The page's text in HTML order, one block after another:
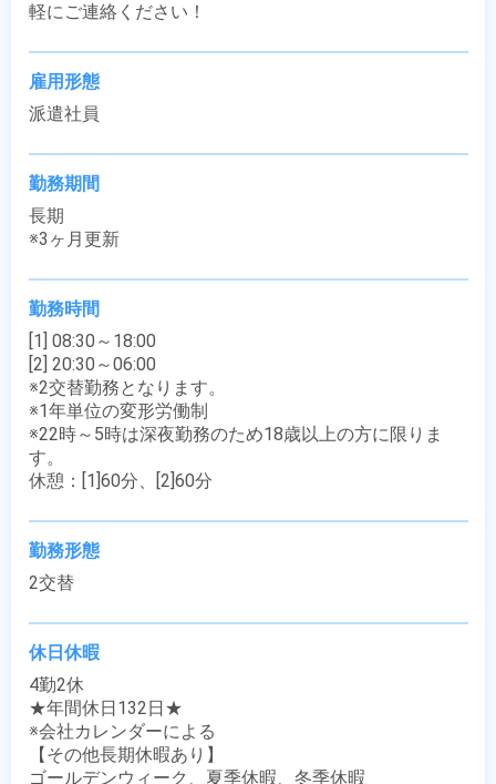
軽にご連絡ください！
雇用形態
派遣社員
勤務期間
長期
※3ヶ月更新
勤務時間
[1] 08:30～18:00
[2] 20:30～06:00
※2交替勤務となります。
※1年単位の変形労働制
※22時～5時は深夜勤務のため18歳以上の方に限りま
す。
休憩：[1]60分、[2]60分
勤務形態
2交替
休日休暇
4勤2休
★年間休日132日★
※会社カレンダーによる
【その他長期休暇あり】
ゴールデンウィーク、夏季休暇、冬季休暇